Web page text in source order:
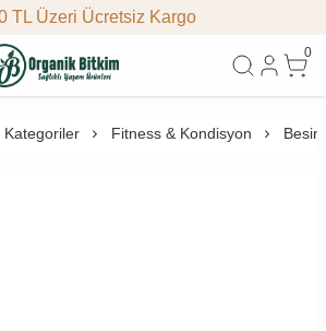
TL Üzeri Ücretsiz Kargo
0
Kategoriler Fitness & Kondisyon Besin